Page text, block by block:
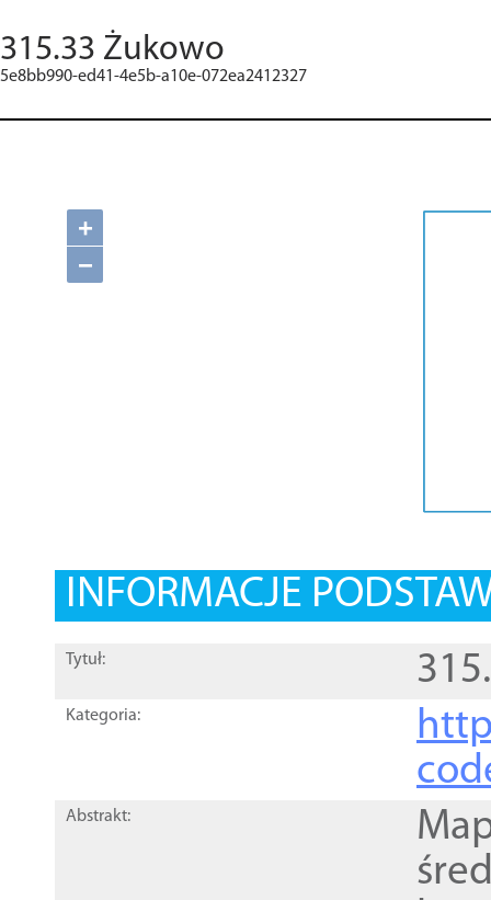
315.33 Żukowo
5e8bb990-ed41-4e5b-a10e-072ea2412327
+
−
INFORMACJE
Tytuł:
Kategoria:
Abstrakt: